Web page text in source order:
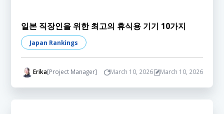
일본 직장인을 위한 최고의 휴식용 기기 10가지
Japan Rankings
Erika[Project Manager] March 10, 2026 March 10, 2026